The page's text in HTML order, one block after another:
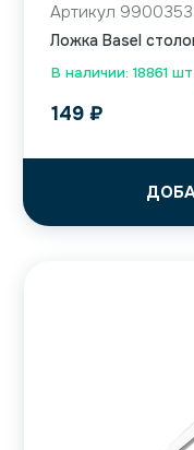
В наличии: 18861
Артикул
Ложка Basel
149 ₽